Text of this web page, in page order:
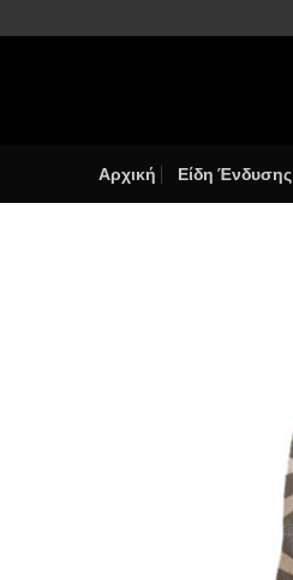
στο
Αρχική Είδη Ένδυσης